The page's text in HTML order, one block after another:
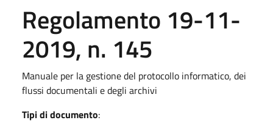
Regolamento 19-11-
2019, n. 145
Manuale per la gestione del protocollo informatico, dei
flussi documentali e degli archivi
Tipi di documento: